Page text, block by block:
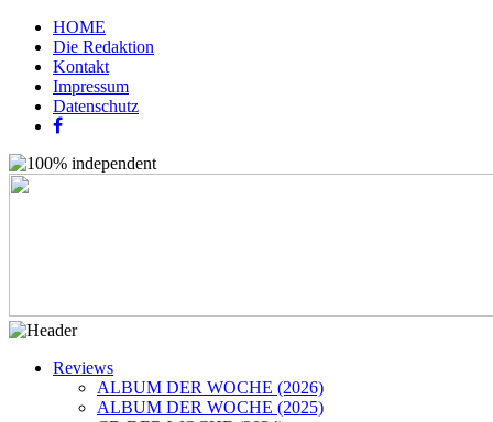
HOME
Die Redaktion
Kontakt
Impressum
Datenschutz
Reviews
ALBUM DER WOCHE (2026)
ALBUM DER WOCHE (2025)